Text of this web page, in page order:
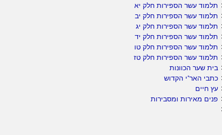
תלמוד עשר הספירות חלק יא
תלמוד עשר הספירות חלק יב
תלמוד עשר הספירות חלק יג
תלמוד עשר הספירות חלק יד
תלמוד עשר הספירות חלק טו
תלמוד עשר הספירות חלק טז
בית שער הכוונות
כתבי האר"י הקדוש
עץ חיים
פנים מאירות ומסבירות